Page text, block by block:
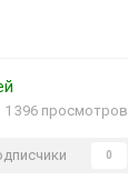
1 396 просмотров
0